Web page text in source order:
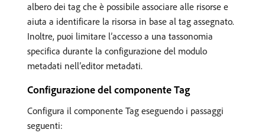
albero dei tag che è possibile associare alle risorse e
aiuta a identificare la risorsa in base al tag assegnato.
Inoltre, puoi limitare l’accesso a una tassonomia
specifica durante la configurazione del modulo
metadati nell’editor metadati.
Configurazione del componente Tag
Configura il componente Tag eseguendo i passaggi
seguenti: